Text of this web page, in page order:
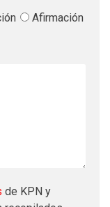
Afirmación
de KPN y